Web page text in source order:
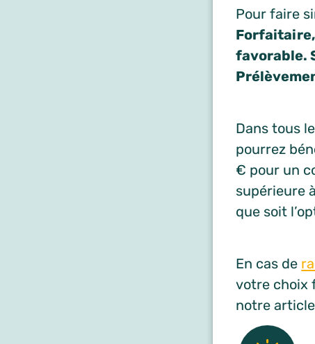
Pour faire
favorable.
Dans tous
pourrez
€ pour un
supérieure
que soit
En cas de
votre choix
notre